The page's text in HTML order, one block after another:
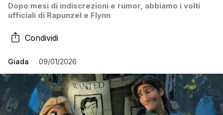
Dopo mesi di indiscrezioni e rumor, abbiamo i volti
ufficiali di Rapunzel e Flynn
Condividi
Giada 09/01/2026